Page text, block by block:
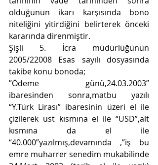
olduğunun ikarı karşısında bono
niteliğini yitirdiğini belirterek önceki
kararında direnmiştir.
Şişli 5. İcra müdürlüğünün
2005/22008 Esas sayılı dosyasında
takibe konu bonoda;
”Ödeme günü,24.03.2003”
ibaresinden sonra,matbu yazılı
“Y.Türk Lirası” ibaresinin üzeri el ile
çizilerek üst kısmına el ile “USD”,alt
kısmına da el ile
“40.000”yazılmış,devamında ,”iş bu
emre muharrer senedim mukabilinde